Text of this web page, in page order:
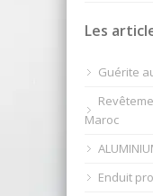
Les
Guérite
Maroc
Enduit